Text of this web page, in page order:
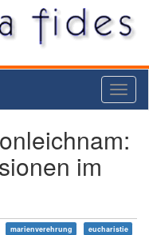
im
marienverehrung eucharistie